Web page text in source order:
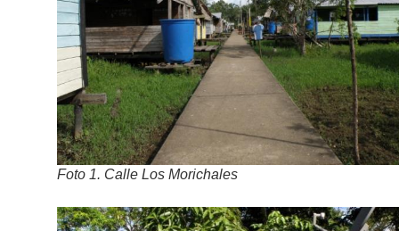
Foto 1. Calle Los Morichales